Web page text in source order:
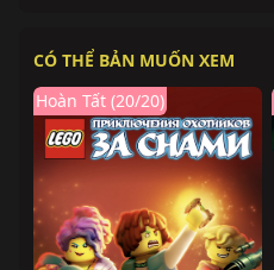
CÓ THỂ BẢN MUỐN XEM
Hoàn Tất (20/20)